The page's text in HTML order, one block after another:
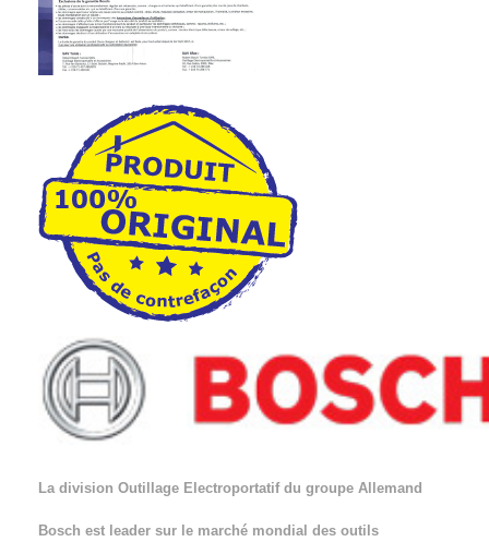
La division Outillage Electroportatif du groupe Allemand
Bosch est leader sur le marché mondial des outils